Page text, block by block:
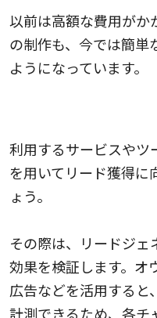
以前は高額な費用がか
の制作も、今では簡単
ようになっています。
利用するサービスやツ
を用いてリード獲得に
ょう。
その際は、リードジ
効果を検証します。オ
広告などを活用すると
計測できるため、各チ